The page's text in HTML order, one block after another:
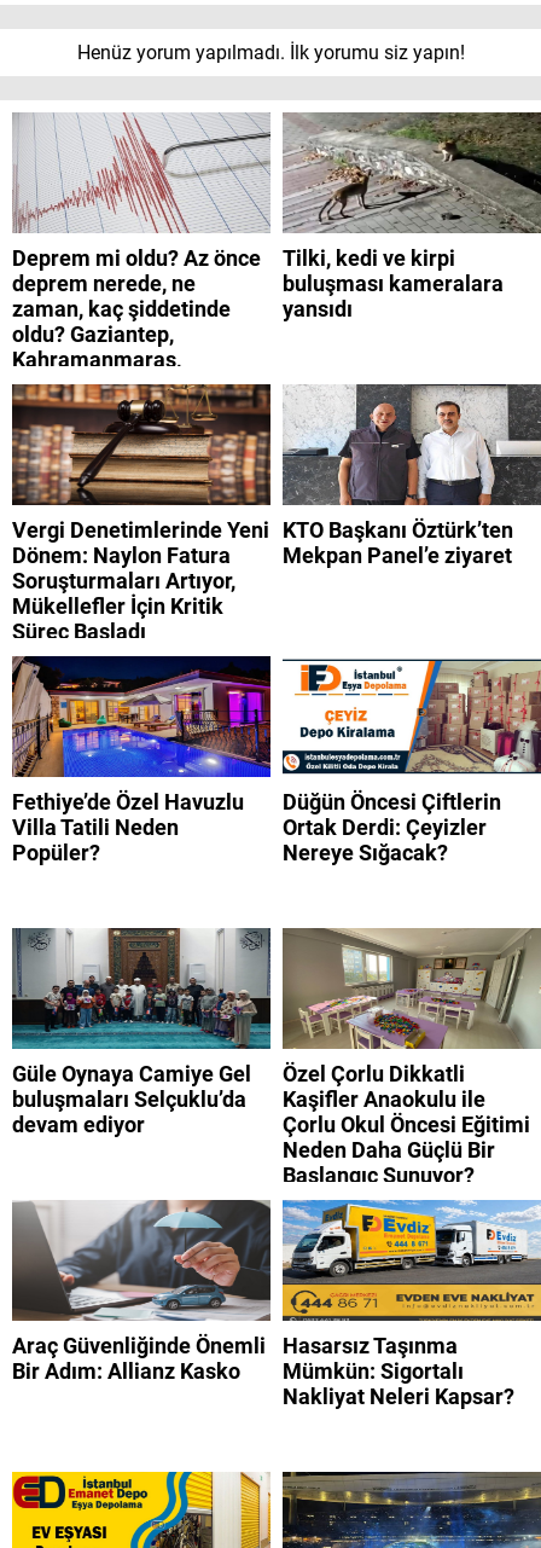
Henüz yorum yapılmadı. İlk yorumu siz yapın!
Deprem mi oldu? Az önce
deprem nerede, ne
zaman, kaç şiddetinde
oldu? Gaziantep,
Kahramanmaraş,
Adıyaman, Şanlıurfa,
Suriye, Kilis, Hatay,
Osmaniye 9 Ağustos 2026
AFAD son depremler
listesi
Tilki, kedi ve kirpi
buluşması kameralara
yansıdı
Vergi Denetimlerinde Yeni
Dönem: Naylon Fatura
Soruşturmaları Artıyor,
Mükellefler İçin Kritik
Süreç Başladı
KTO Başkanı Öztürk’ten
Mekpan Panel’e ziyaret
Fethiye’de Özel Havuzlu
Villa Tatili Neden
Popüler?
Düğün Öncesi Çiftlerin
Ortak Derdi: Çeyizler
Nereye Sığacak?
Güle Oynaya Camiye Gel
buluşmaları Selçuklu’da
devam ediyor
Özel Çorlu Dikkatli
Kaşifler Anaokulu ile
Çorlu Okul Öncesi Eğitimi
Neden Daha Güçlü Bir
Başlangıç Sunuyor?
Araç Güvenliğinde Önemli
Bir Adım: Allianz Kasko
Hasarsız Taşınma
Mümkün: Sigortalı
Nakliyat Neleri Kapsar?